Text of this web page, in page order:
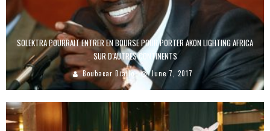
SOLEKTRA POURRAIT ENTRER EN BOURSE POUR PORTER AKON LIGHTING AFRICA
SUR D’AUTRES CONTINENTS
Boubacar Diallo June 7, 2017